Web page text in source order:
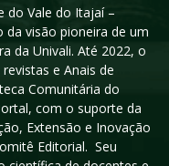
do Vale do Itajaí –
visão pioneira de um
da Univali. Até 2022, o
e Anais de
Comunitária do
com o suporte da
Extensão e Inovação
Editorial. Seu